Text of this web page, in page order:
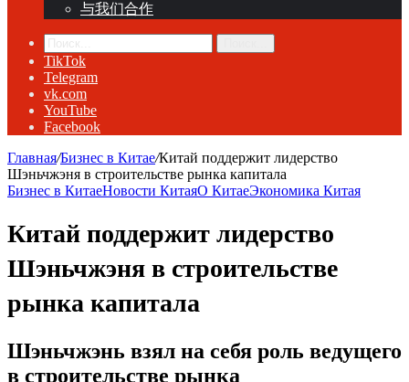
与我们合作
TikTok
Telegram
vk.com
YouTube
Facebook
Главная/Бизнес в Китае/Китай поддержит лидерство
Шэньчжэня в строительстве рынка капитала
Бизнес в КитаеНовости КитаяО КитаеЭкономика Китая
Китай поддержит лидерство
Шэньчжэня в строительстве
рынка капитала
Шэньчжэнь взял на себя роль ведущего
в строительстве рынка